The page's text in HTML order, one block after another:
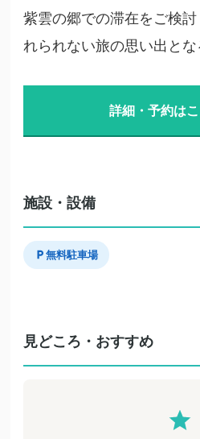
紫雲の郷での滞在をご検
れられない旅の思い出とな
詳細・予約は
施設・設備
無料駐車場
見どころ・おすすめ